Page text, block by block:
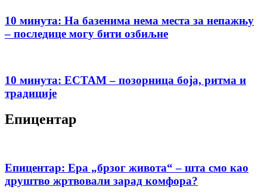
10 минута: На базенима нема места за непажњу
– последице могу бити озбиљне
10 минута: ЕСТАМ – позорница боја, ритма и
традиције
Епицентар
Епицентар: Ера „брзог живота“ – шта смо као
друштво жртвовали зарад комфора?